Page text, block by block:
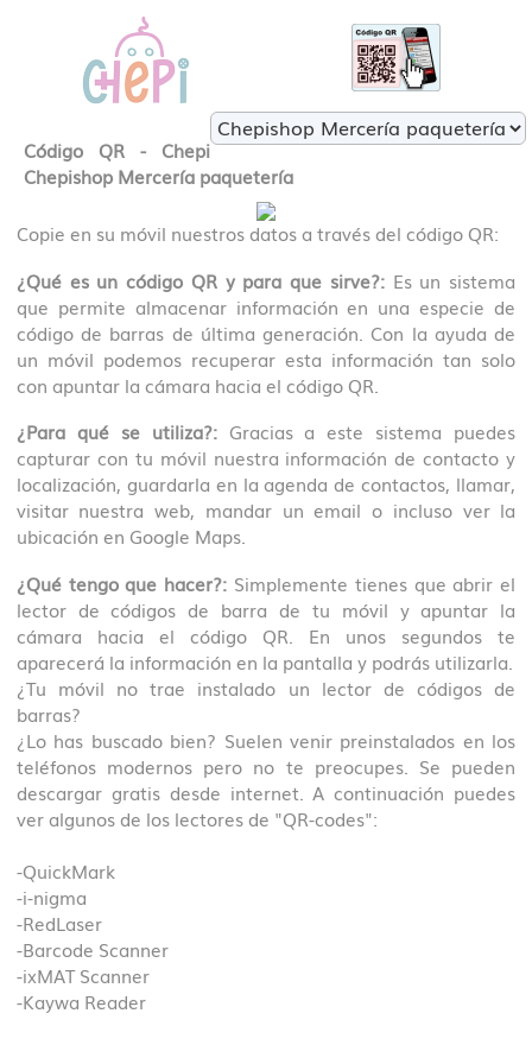
Código QR - Chepi
Chepishop Mercería paquetería
Copie en su móvil nuestros datos a través del código QR:
¿Qué es un código QR y para que sirve?:Es un sistema
que permite almacenar información en una especie de
código de barras de última generación. Con la ayuda de
un móvil podemos recuperar esta información tan solo
con apuntar la cámara hacia el código QR.
¿Para qué se utiliza?:Gracias a este sistema puedes
capturar con tu móvil nuestra información de contacto y
localización, guardarla en la agenda de contactos, llamar,
visitar nuestra web, mandar un email o incluso ver la
ubicación en Google Maps.
¿Qué tengo que hacer?: Simplemente tienes que abrir el
lector de códigos de barra de tu móvil y apuntar la
cámara hacia el código QR. En unos segundos te
aparecerá la información en la pantalla y podrás utilizarla.
¿Tu móvil no trae instalado un lector de códigos de
barras?
¿Lo has buscado bien? Suelen venir preinstalados en los
teléfonos modernos pero no te preocupes. Se pueden
descargar gratis desde internet. A continuación puedes
ver algunos de los lectores de "QR-codes":
-QuickMark
-i-nigma
-RedLaser
-Barcode Scanner
-ixMAT Scanner
-Kaywa Reader